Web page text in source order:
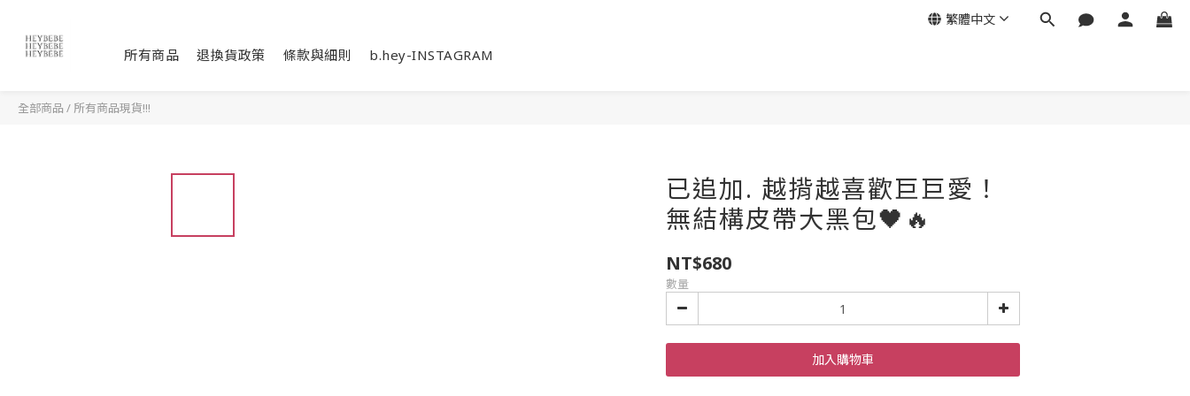
所有商品 退換貨政策 條款與細則 b.hey-INSTAGRAM
繁體中文
全部商品 / 所有商品現貨!!!
已追加. 越揹越喜歡巨巨愛！
無結構皮帶大黑包🖤🔥
NT$680
數量
加入購物車